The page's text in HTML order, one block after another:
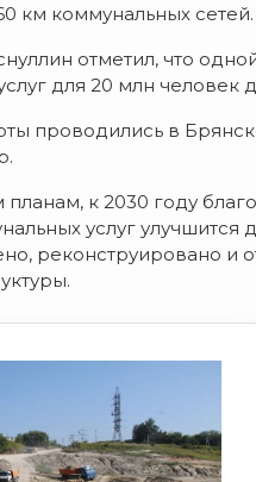
км коммунальных сетей.
отметил, что
для 20 млн человек
проводились в
к 2030 году
услуг улучшится
реконструировано и